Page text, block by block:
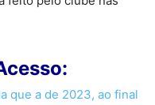
que a de 2023, ao final